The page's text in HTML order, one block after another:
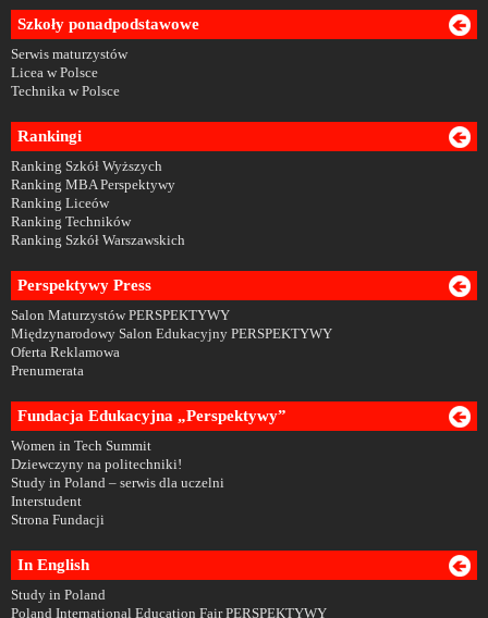
Szkoły ponadpodstawowe
Serwis maturzystów
Licea w Polsce
Technika w Polsce
Rankingi
Ranking Szkół Wyższych
Ranking MBA Perspektywy
Ranking Liceów
Ranking Techników
Ranking Szkół Warszawskich
Perspektywy Press
Salon Maturzystów PERSPEKTYWY
Międzynarodowy Salon Edukacyjny PERSPEKTYWY
Oferta Reklamowa
Prenumerata
Fundacja Edukacyjna „Perspektywy”
Women in Tech Summit
Dziewczyny na politechniki!
Study in Poland – serwis dla uczelni
Interstudent
Strona Fundacji
In English
Study in Poland
Poland International Education Fair PERSPEKTYWY